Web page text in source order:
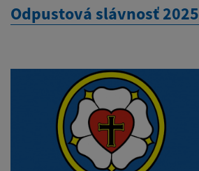
Odpustová slávnosť 2025